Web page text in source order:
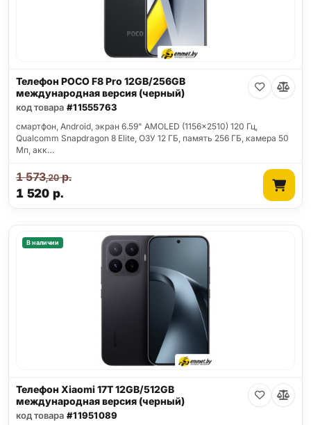
Телефон POCO F8 Pro 12GB/256GB
международная версия (черный)
код товара #11555763
смартфон, Android, экран 6.59" AMOLED (1156x2510) 120 Гц,
Qualcomm Snapdragon 8 Elite, ОЗУ 12 ГБ, память 256 ГБ, камера 50
Мп, акк…
1 520 р.
1 573,20р.
В наличии
Телефон Xiaomi 17T 12GB/512GB
международная версия (черный)
код товара #11951089